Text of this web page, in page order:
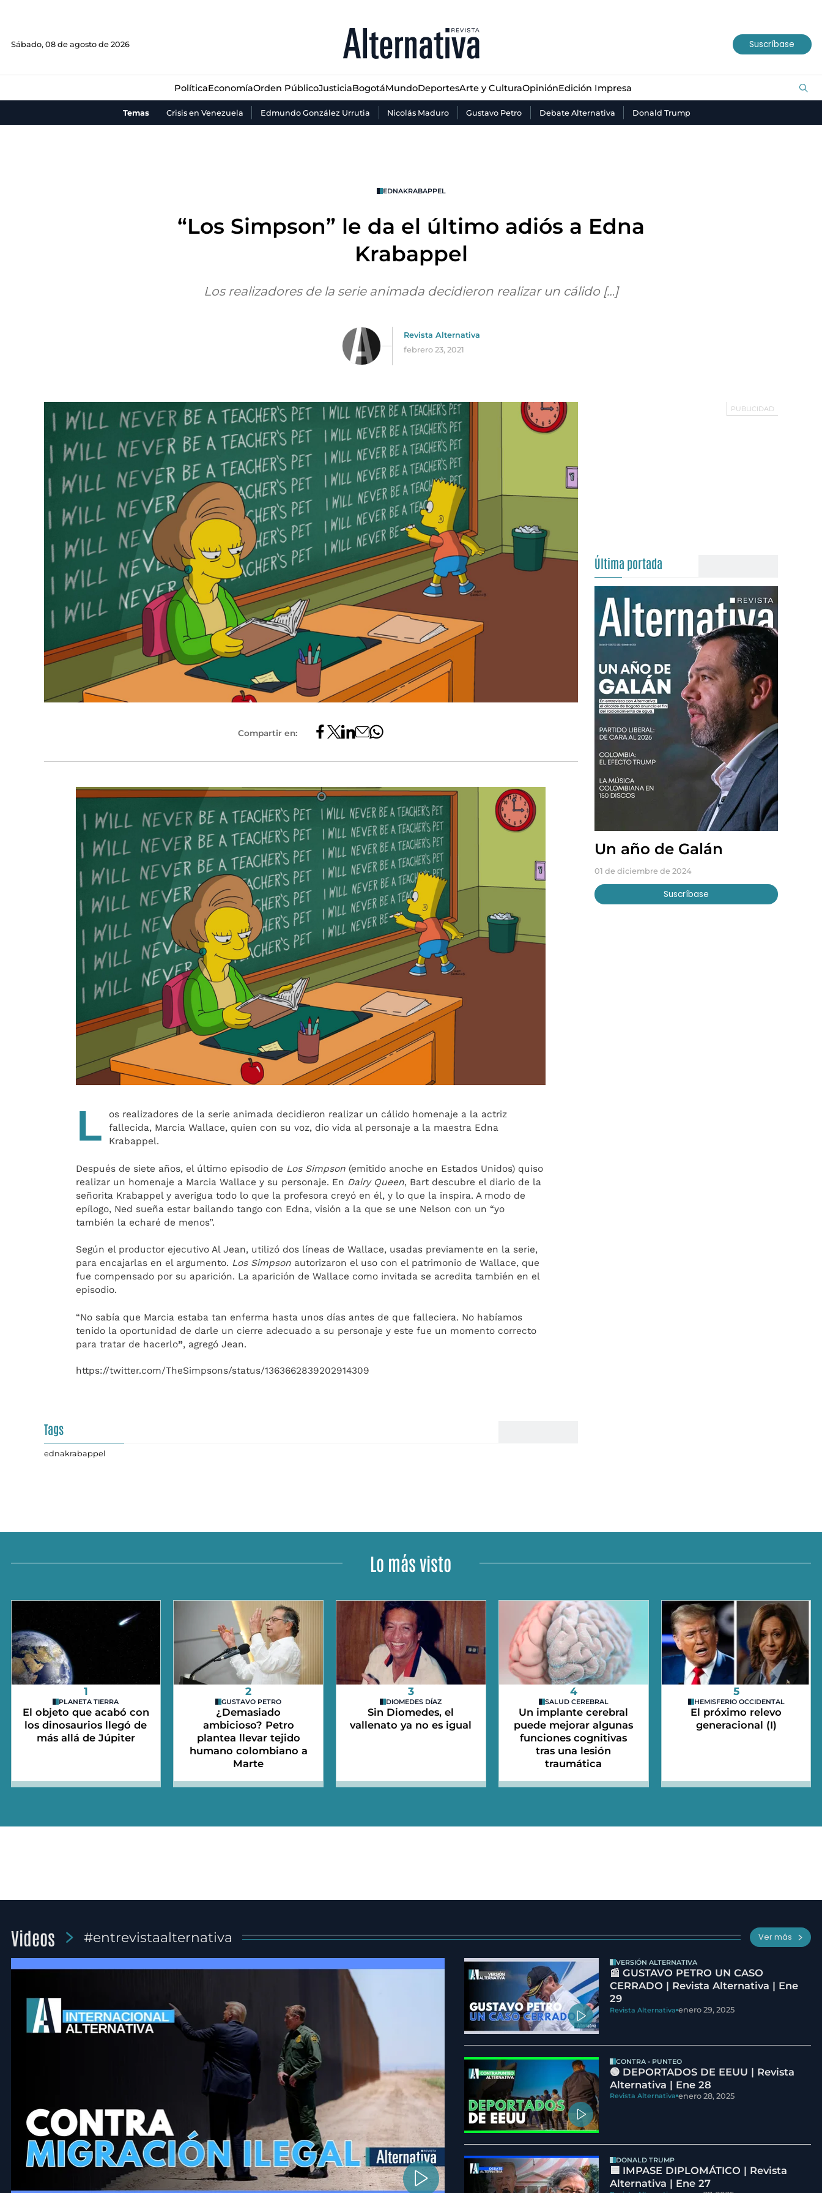
Sábado, 08 de agosto de 2026 Suscríbase
PolíticaEconomíaOrden PúblicoJusticiaBogotáMundoDeportesArte y CulturaOpiniónEdición Impresa
Temas Crisis en Venezuela Edmundo González Urrutia Nicolás Maduro Gustavo Petro Debate Alternativa Donald Trump
JusticiaBogotáMundo Deportes Arte y Cultura
EDNAKRABAPPEL
“Los Simpson” le da el último adiós a Edna
Krabappel
Los realizadores de la serie animada decidieron realizar un cálido […]
Revista Alternativa
febrero 23, 2021
Compartir en:
L
os realizadores de la serie animada decidieron realizar un cálido homenaje a la actriz
fallecida, Marcia Wallace, quien con su voz, dio vida al personaje a la maestra Edna
Krabappel.
Después de siete años, el último episodio de Los Simpson (emitido anoche en Estados Unidos) quiso
realizar un homenaje a Marcia Wallace y su personaje. En Dairy Queen, Bart descubre el diario de la
señorita Krabappel y averigua todo lo que la profesora creyó en él, y lo que la inspira. A modo de
epílogo, Ned sueña estar bailando tango con Edna, visión a la que se une Nelson con un “yo
también la echaré de menos”.
Según el productor ejecutivo Al Jean, utilizó dos líneas de Wallace, usadas previamente en la serie,
para encajarlas en el argumento. Los Simpson autorizaron el uso con el patrimonio de Wallace, que
fue compensado por su aparición. La aparición de Wallace como invitada se acredita también en el
episodio.
“No sabía que Marcia estaba tan enferma hasta unos días antes de que falleciera. No habíamos
tenido la oportunidad de darle un cierre adecuado a su personaje y este fue un momento correcto
para tratar de hacerlo”, agregó Jean.
https://twitter.com/TheSimpsons/status/1363662839202914309
Tags
ednakrabappel
Última portada
Un año de Galán
01 de diciembre de 2024
Suscríbase
Lo más visto
1
PLANETA TIERRA
El objeto que acabó con
los dinosaurios llegó de
más allá de Júpiter
2
GUSTAVO PETRO
¿Demasiado
ambicioso? Petro
plantea llevar tejido
humano colombiano a
Marte
3
DIOMEDES DÍAZ
Sin Diomedes, el
vallenato ya no es igual
4
SALUD CEREBRAL
Un implante cerebral
puede mejorar algunas
funciones cognitivas
tras una lesión
traumática
5
HEMISFERIO OCCIDENTAL
El próximo relevo
generacional (I)
Videos #entrevistaalternativa Ver más
VERSIÓN ALTERNATIVA
📰 GUSTAVO PETRO UN CASO
CERRADO | Revista Alternativa | Ene
29
Revista Alternativa enero 29, 2025
CONTRA - PUNTEO
🟢 DEPORTADOS DE EEUU | Revista
Alternativa | Ene 28
Revista Alternativa enero 28, 2025
DONALD TRUMP
🟦 IMPASE DIPLOMÁTICO | Revista
Alternativa | Ene 27